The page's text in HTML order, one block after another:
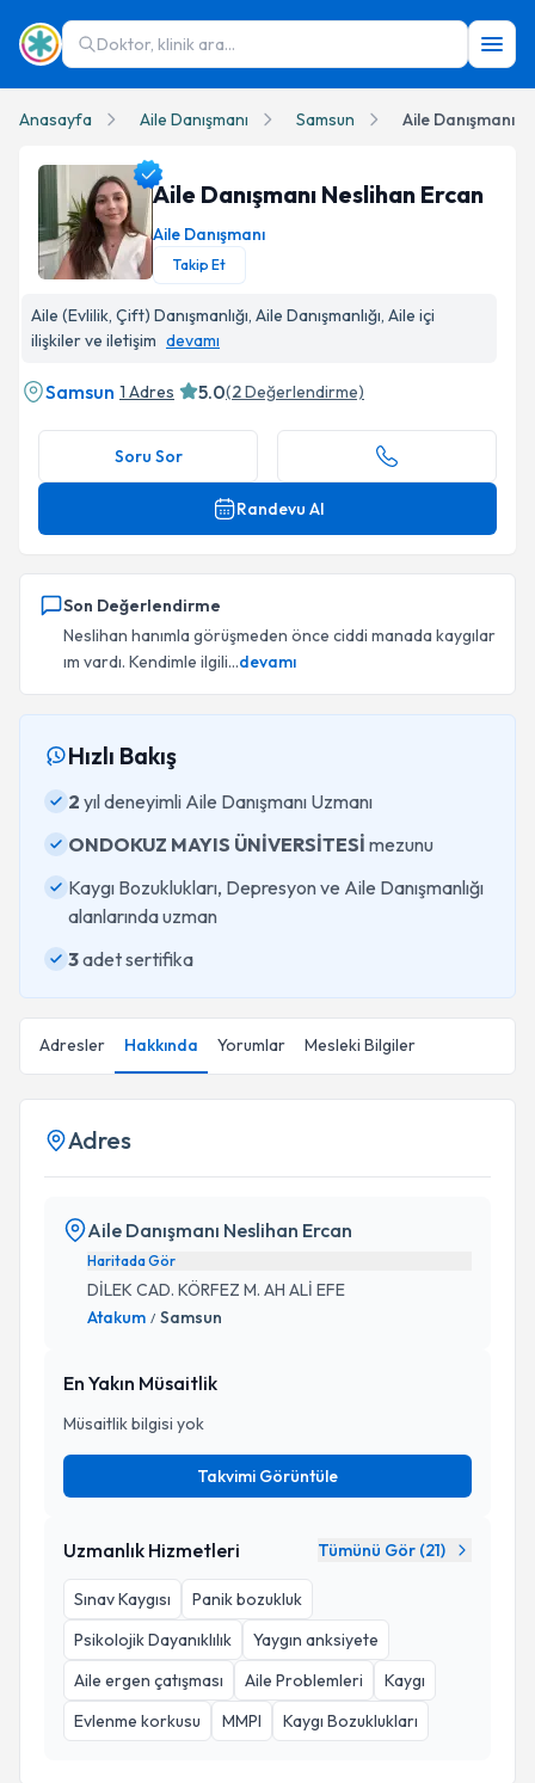
Doktor, klinik ara...
Anasayfa Aile Danışmanı Samsun Aile Danışmanı
Aile Danışmanı Neslihan Ercan
Aile Danışmanı
Takip Et
Aile (Evlilik, Çift) Danışmanlığı, Aile Danışmanlığı, Aile içi
ilişkiler ve iletişim devamı
Samsun 1 Adres 5.0(2Değerlendirme)
Soru Sor
Randevu Al
Son Değerlendirme
Neslihan hanımla görüşmeden önce ciddi manada kaygılar
ım vardı. Kendimle ilgili...devamı
Hızlı Bakış
2 yıl deneyimli Aile Danışmanı Uzmanı
ONDOKUZ MAYIS ÜNİVERSİTESİ mezunu
Kaygı Bozuklukları, Depresyon ve Aile Danışmanlığı
alanlarında uzman
3adet sertifika
Adresler Hakkında Yorumlar Mesleki Bilgiler
Adres
Aile Danışmanı Neslihan Ercan
Haritada Gör
DİLEK CAD. KÖRFEZ M. AH ALİ EFE
Atakum / Samsun
En Yakın Müsaitlik
Müsaitlik bilgisi yok
Takvimi Görüntüle
Uzmanlık Hizmetleri Tümünü Gör (21)
Sınav Kaygısı
Panik bozukluk
Psikolojik Dayanıklılık
Yaygın anksiyete
Aile ergen çatışması
Aile Problemleri
Kaygı
Evlenme korkusu
MMPI Kaygı Bozuklukları